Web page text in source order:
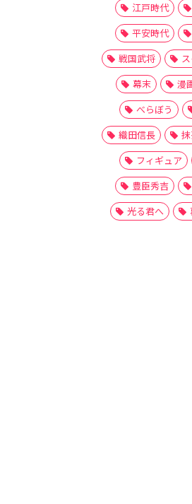
江戸時代
平安時代
戦国武将
幕末
漫
べらぼう
織田信長
フィギュア
豊臣秀吉
光る君へ